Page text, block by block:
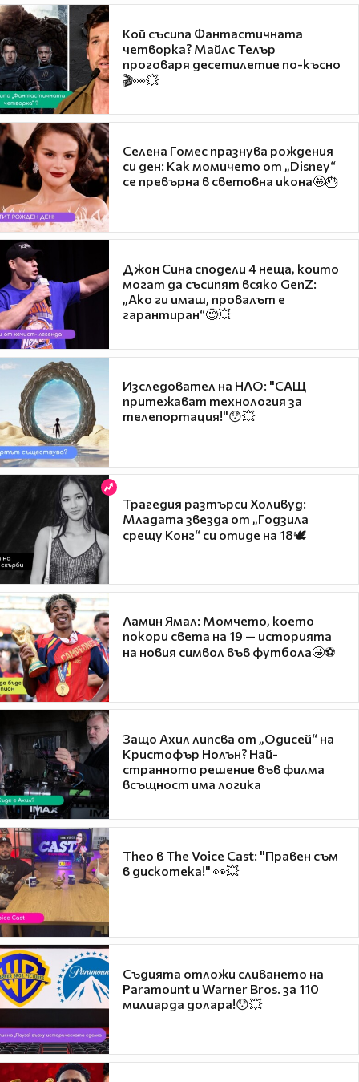
Кой съсипа Фантастичната
четворка? Майлс Телър
проговаря десетилетие по-късно
🎬👀💥
Селена Гомес празнува рождения
си ден: Как момичето от „Disney“
се превърна в световна икона🤩🎂
Джон Сина сподели 4 неща, които
могат да съсипят всяко GenZ:
„Ако ги имаш, провалът е
гарантиран“🧐💥
Изследовател на НЛО: "САЩ
притежават технология за
телепортация!"😯💥
Трагедия разтърси Холивуд:
Младата звезда от „Годзила
срещу Конг“ си отиде на 18🕊️
Ламин Ямал: Момчето, което
покори света на 19 — историята
на новия символ във футбола🤩⚽
Защо Ахил липсва от „Одисей“ на
Кристофър Нолън? Най-
странното решение във филма
всъщност има логика
Theo в The Voice Cast: "Правен съм
в дискотека!" 👀💥
Съдията отложи сливането на
Paramount и Warner Bros. за 110
милиарда долара!😯💥